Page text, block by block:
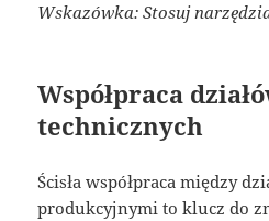
Wskazówka: Stosuj
Współpraca
technicznych
Ścisła współpraca między
produkcyjnymi to klucz do